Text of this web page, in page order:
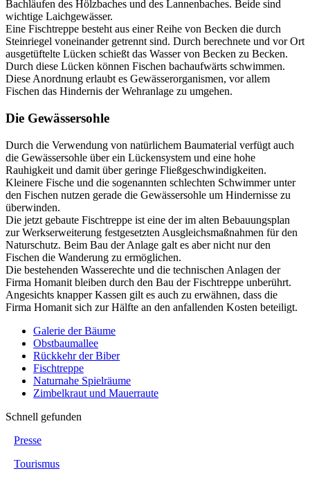
Bachläufen des Hölzbaches und des Lannenbaches. Beide sind
wichtige Laichgewässer.
Eine Fischtreppe besteht aus einer Reihe von Becken die durch
Steinriegel voneinander getrennt sind. Durch berechnete und vor Ort
ausgetüftelte Lücken schießt das Wasser von Becken zu Becken.
Durch diese Lücken können Fischen bachaufwärts schwimmen.
Diese Anordnung erlaubt es Gewässerorganismen, vor allem
Fischen das Hindernis der Wehranlage zu umgehen.
Die Gewässersohle
Durch die Verwendung von natürlichem Baumaterial verfügt auch
die Gewässersohle über ein Lückensystem und eine hohe
Rauhigkeit und damit über geringe Fließgeschwindigkeiten.
Kleinere Fische und die sogenannten schlechten Schwimmer unter
den Fischen nutzen gerade die Gewässersohle um Hindernisse zu
überwinden.
Die jetzt gebaute Fischtreppe ist eine der im alten Bebauungsplan
zur Werkserweiterung festgesetzten Ausgleichsmaßnahmen für den
Naturschutz. Beim Bau der Anlage galt es aber nicht nur den
Fischen die Wanderung zu ermöglichen.
Die bestehenden Wasserechte und die technischen Anlagen der
Firma Homanit bleiben durch den Bau der Fischtreppe unberührt.
Angesichts knapper Kassen gilt es auch zu erwähnen, dass die
Firma Homanit sich zur Hälfte an den anfallenden Kosten beteiligt.
Galerie der Bäume
Obstbaumallee
Rückkehr der Biber
Fischtreppe
Naturnahe Spielräume
Zimbelkraut und Mauerraute
Schnell gefunden
Presse
Tourismus